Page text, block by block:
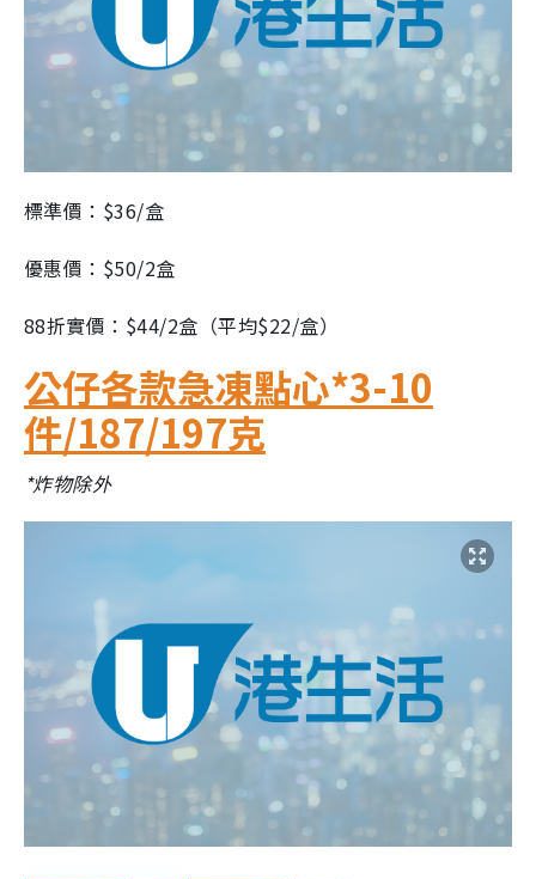
標準價：$36/盒
優惠價：$50/2盒
88折實價：$44/2盒（平均$22/盒）
公仔各款急凍點心*3-10
件/187/197克
*炸物除外